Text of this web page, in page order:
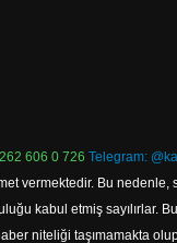
606 0 726 Telegram:
vermektedir. Bu
kabul etmiş sayılırlar.
niteliği taşımamakta